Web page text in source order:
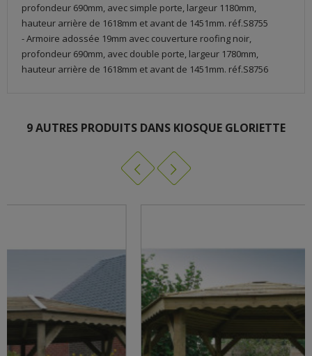
profondeur 690mm, avec simple porte, largeur 1180mm,
hauteur arrière de 1618mm et avant de 1451mm. réf.S8755
- Armoire adossée 19mm avec couverture roofing noir,
profondeur 690mm, avec double porte, largeur 1780mm,
hauteur arrière de 1618mm et avant de 1451mm. réf.S8756
9 AUTRES PRODUITS DANS KIOSQUE GLORIETTE